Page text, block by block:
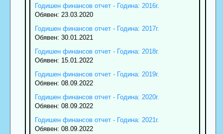
Годишен финансов отчет - Година: 2016г.
Обявен: 23.03.2020
Годишен финансов отчет - Година: 2017г.
Обявен: 30.01.2021
Годишен финансов отчет - Година: 2018г.
Обявен: 15.01.2022
Годишен финансов отчет - Година: 2019г.
Обявен: 08.09.2022
Годишен финансов отчет - Година: 2020г.
Обявен: 08.09.2022
Годишен финансов отчет - Година: 2021г.
Обявен: 08.09.2022